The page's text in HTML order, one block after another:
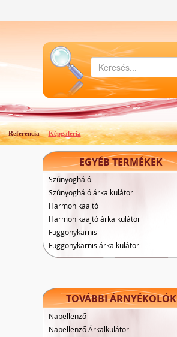
Referencia Képgaléria
EGYÉB TERMÉKEK
Szúnyogháló
Szúnyogháló árkalkulátor
Harmonikaajtó
Harmonikaajtó árkalkulátor
Függönykarnis
Függönykarnis árkalkulátor
TOVÁBBI ÁRNYÉKOLÓK
Napellenző
Napellenző Árkalkulátor